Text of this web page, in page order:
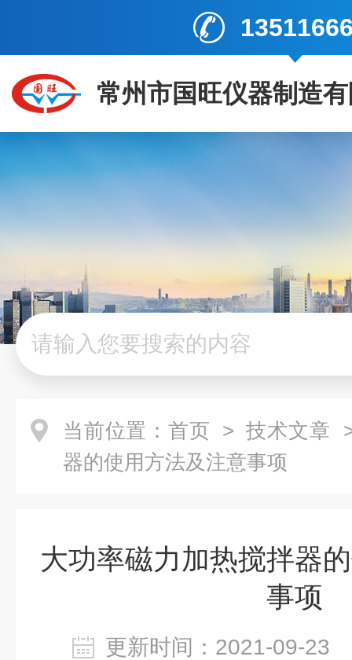
常州市国旺仪器制造
当前位置： 首页 > 技术文章
器的使用方法及注意事项
大功率磁力加热搅拌器
事项
更新时间：2021-09-